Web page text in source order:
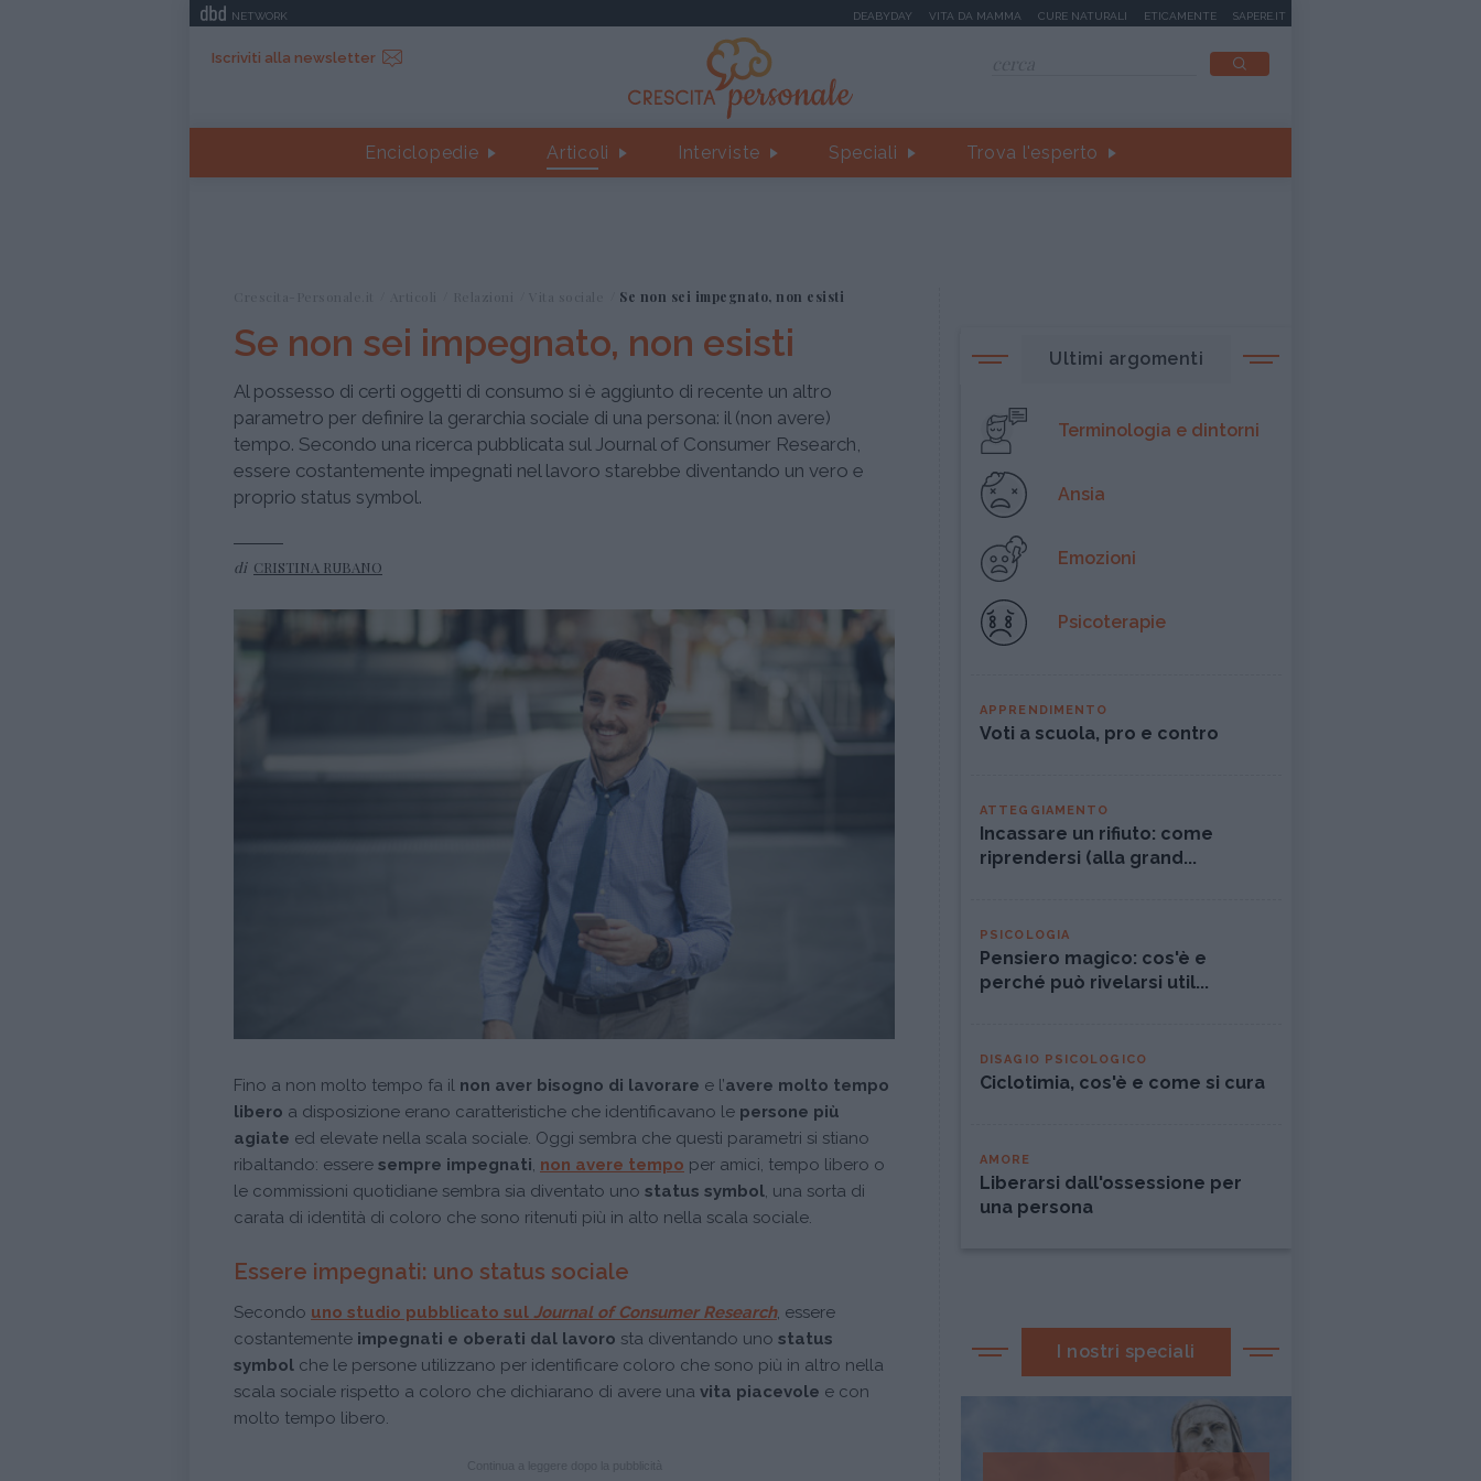
NETWORK DEABYDAY VITA DA MAMMA CURE NATURALI ETICAMENTE SAPERE.IT
Iscriviti alla newsletter
Enciclopedie Articoli Interviste Speciali Trova l'esperto
Se non sei impegnato, non esisti
Se non sei impegnato, non esisti
Al possesso di certi oggetti di consumo si è aggiunto di recente un altro
parametro per definire la gerarchia sociale di una persona: il (non avere)
tempo. Secondo una ricerca pubblicata sul Journal of Consumer Research,
essere costantemente impegnati nel lavoro starebbe diventando un vero e
proprio status symbol.
di CRISTINA RUBANO
Fino a non molto tempo fa il non aver bisogno di lavorare e l’avere molto tempo
libero a disposizione erano caratteristiche che identificavano le persone più
agiate ed elevate nella scala sociale. Oggi sembra che questi parametri si stiano
ribaltando: essere sempre impegnati, non avere tempo per amici, tempo libero o
le commissioni quotidiane sembra sia diventato uno status symbol, una sorta di
carata di identità di coloro che sono ritenuti più in alto nella scala sociale.
Essere impegnati: uno status sociale
Secondo uno studio pubblicato sul Journal of Consumer Research, essere
costantemente impegnati e oberati dal lavoro sta diventando uno status
symbol che le persone utilizzano per identificare coloro che sono più in altro nella
scala sociale rispetto a coloro che dichiarano di avere una vita piacevole e con
molto tempo libero.
Ultimi argomenti
Terminologia e dintorni
Ansia
Emozioni
Psicoterapie
APPRENDIMENTO
Voti a scuola, pro e contro
ATTEGGIAMENTO
Incassare un rifiuto: come
riprendersi (alla grand...
PSICOLOGIA
Pensiero magico: cos'è e
perché può rivelarsi util...
DISAGIO PSICOLOGICO
Ciclotimia, cos'è e come si cura
AMORE
Liberarsi dall'ossessione per
una persona
I nostri speciali